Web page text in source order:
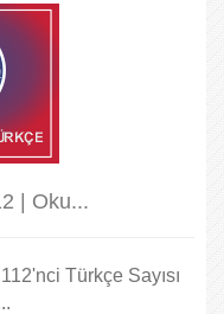
| Oku...
Türkçe Sayısı